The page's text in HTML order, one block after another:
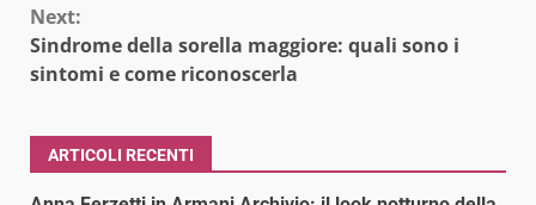
Next:
Sindrome della sorella maggiore: quali sono i
sintomi e come riconoscerla
ARTICOLI RECENTI